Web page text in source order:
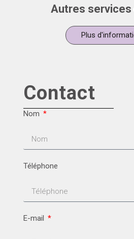
Autres services
Plus
Contact
Nom
Téléphone
E-mail